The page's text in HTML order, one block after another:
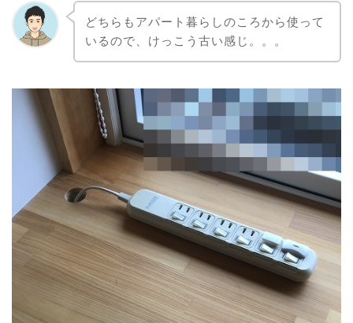
どちらもアパート暮らしのころから使って
いるので、けっこう古い感じ。。。